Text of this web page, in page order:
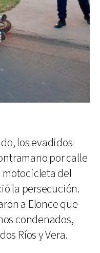
los evadidos
por calle
motocicleta del
la persecución.
a Elonce que
condenados,
Ríos y Vera.